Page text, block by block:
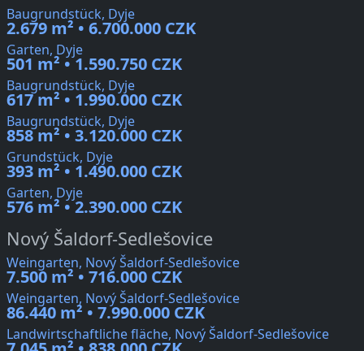
Baugrundstück, Dyje
2.679 m² • 6.700.000 CZK
Garten, Dyje
501 m² • 1.590.750 CZK
Baugrundstück, Dyje
617 m² • 1.990.000 CZK
Baugrundstück, Dyje
858 m² • 3.120.000 CZK
Grundstück, Dyje
393 m² • 1.490.000 CZK
Garten, Dyje
576 m² • 2.390.000 CZK
Nový Šaldorf-Sedlešovice
Weingarten, Nový Šaldorf-Sedlešovice
7.500 m² • 716.000 CZK
Weingarten, Nový Šaldorf-Sedlešovice
86.440 m² • 7.990.000 CZK
Landwirtschaftliche fläche, Nový Šaldorf-Sedlešovice